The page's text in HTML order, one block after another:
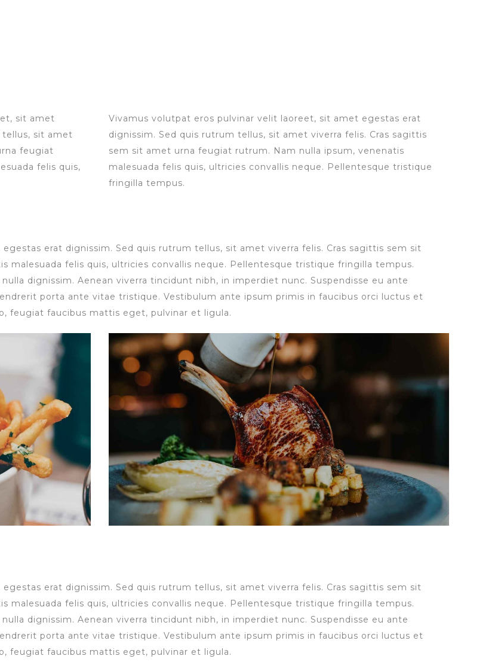
sit amet
tellus, sit amet
feugiat
felis quis,
Vivamus volutpat eros pulvinar velit laoreet, sit amet egestas erat
dignissim. Sed quis rutrum tellus, sit amet viverra felis. Cras sagittis
sem sit amet urna feugiat rutrum. Nam nulla ipsum, venenatis
malesuada felis quis, ultricies convallis neque. Pellentesque tristique
fringilla tempus.
erat dignissim. Sed quis rutrum tellus, sit amet viverra felis. Cras sagittis sem sit
malesuada felis quis, ultricies convallis neque. Pellentesque tristique fringilla tempus.
dignissim. Aenean viverra tincidunt nibh, in imperdiet nunc. Suspendisse eu ante
porta ante vitae tristique. Vestibulum ante ipsum primis in faucibus orci luctus et
feugiat faucibus mattis eget, pulvinar et ligula.
erat dignissim. Sed quis rutrum tellus, sit amet viverra felis. Cras sagittis sem sit
malesuada felis quis, ultricies convallis neque. Pellentesque tristique fringilla tempus.
dignissim. Aenean viverra tincidunt nibh, in imperdiet nunc. Suspendisse eu ante
porta ante vitae tristique. Vestibulum ante ipsum primis in faucibus orci luctus et
feugiat faucibus mattis eget, pulvinar et ligula.